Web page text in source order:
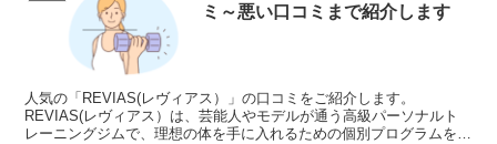
ミ～悪い口コミまで紹介します
人気の「REVIAS(レヴィアス）」の口コミをご紹介します。
REVIAS(レヴィアス）は、芸能人やモデルが通う高級パーソナルト
レーニングジムで、理想の体を手に入れるための個別プログラムを提